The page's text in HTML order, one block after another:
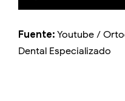
Fuente: Youtube /
Dental Especializado